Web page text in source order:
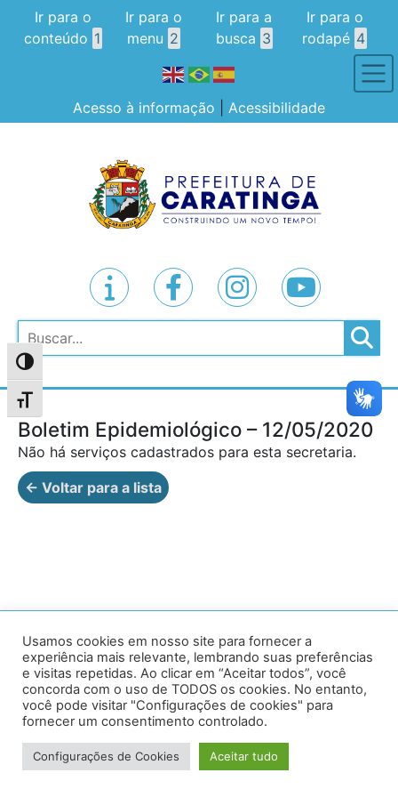
Alternar alto contraste
Alternar tamanho da fonte
Ir para o
conteúdo 1
Ir para o
menu 2
Ir para a
busca 3
Ir para o
rodapé 4
Acesso à informação Acessibilidade
Pesquisar
Boletim Epidemiológico – 12/05/2020
Não há serviços cadastrados para esta secretaria.
← Voltar para a lista
Av. Prof. Armando Alves da Silva, nº 1950 - Zacarias,
Caratinga - MG - 35302-403 / Tel: (33) 3329 8000
Desenvolvido por VersaTec
Usamos cookies em nosso site para fornecer a
experiência mais relevante, lembrando suas preferências
e visitas repetidas. Ao clicar em “Aceitar todos”, você
concorda com o uso de TODOS os cookies. No entanto,
você pode visitar "Configurações de cookies" para
fornecer um consentimento controlado.
Configurações de Cookies Aceitar tudo